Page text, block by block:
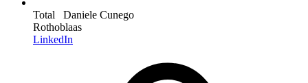
Total Daniele Cunego
Rothoblaas
LinkedIn